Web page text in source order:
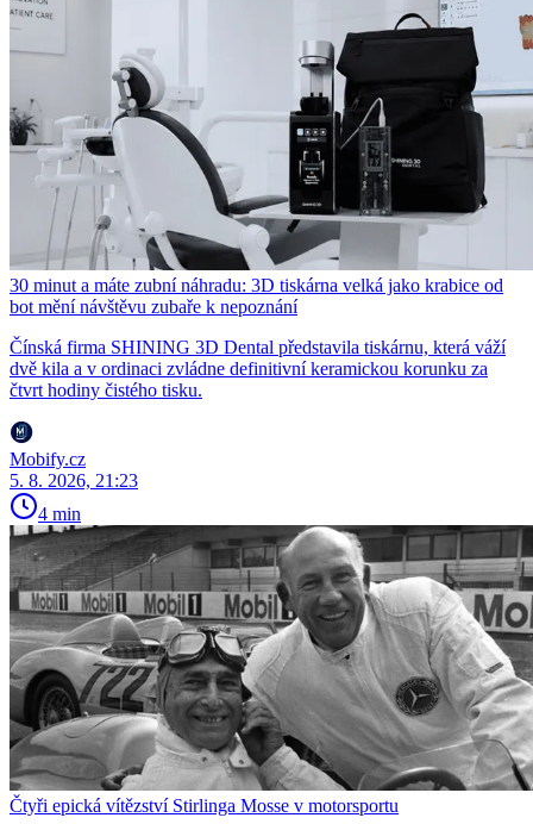
30 minut a máte zubní náhradu: 3D tiskárna velká jako krabice od
bot mění návštěvu zubaře k nepoznání
Čínská firma SHINING 3D Dental představila tiskárnu, která váží
dvě kila a v ordinaci zvládne definitivní keramickou korunku za
čtvrt hodiny čistého tisku.
Mobify.cz
5. 8. 2026, 21:23
4 min
Čtyři epická vítězství Stirlinga Mosse v motorsportu